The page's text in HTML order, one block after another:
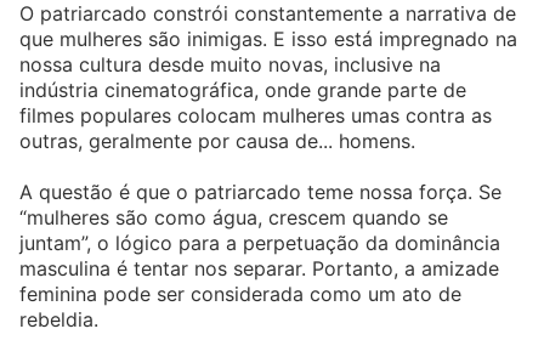
O patriarcado constrói constantemente a narrativa de
que mulheres são inimigas. E isso está impregnado na
nossa cultura desde muito novas, inclusive na
indústria cinematográfica, onde grande parte de
filmes populares colocam mulheres umas contra as
outras, geralmente por causa de... homens.
A questão é que o patriarcado teme nossa força. Se
“mulheres são como água, crescem quando se
juntam”, o lógico para a perpetuação da dominância
masculina é tentar nos separar. Portanto, a amizade
feminina pode ser considerada como um ato de
rebeldia.